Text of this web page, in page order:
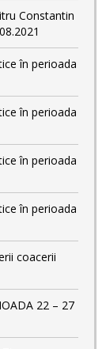
Constantin
în perioada
în perioada
în perioada
în perioada
coacerii
22 – 27